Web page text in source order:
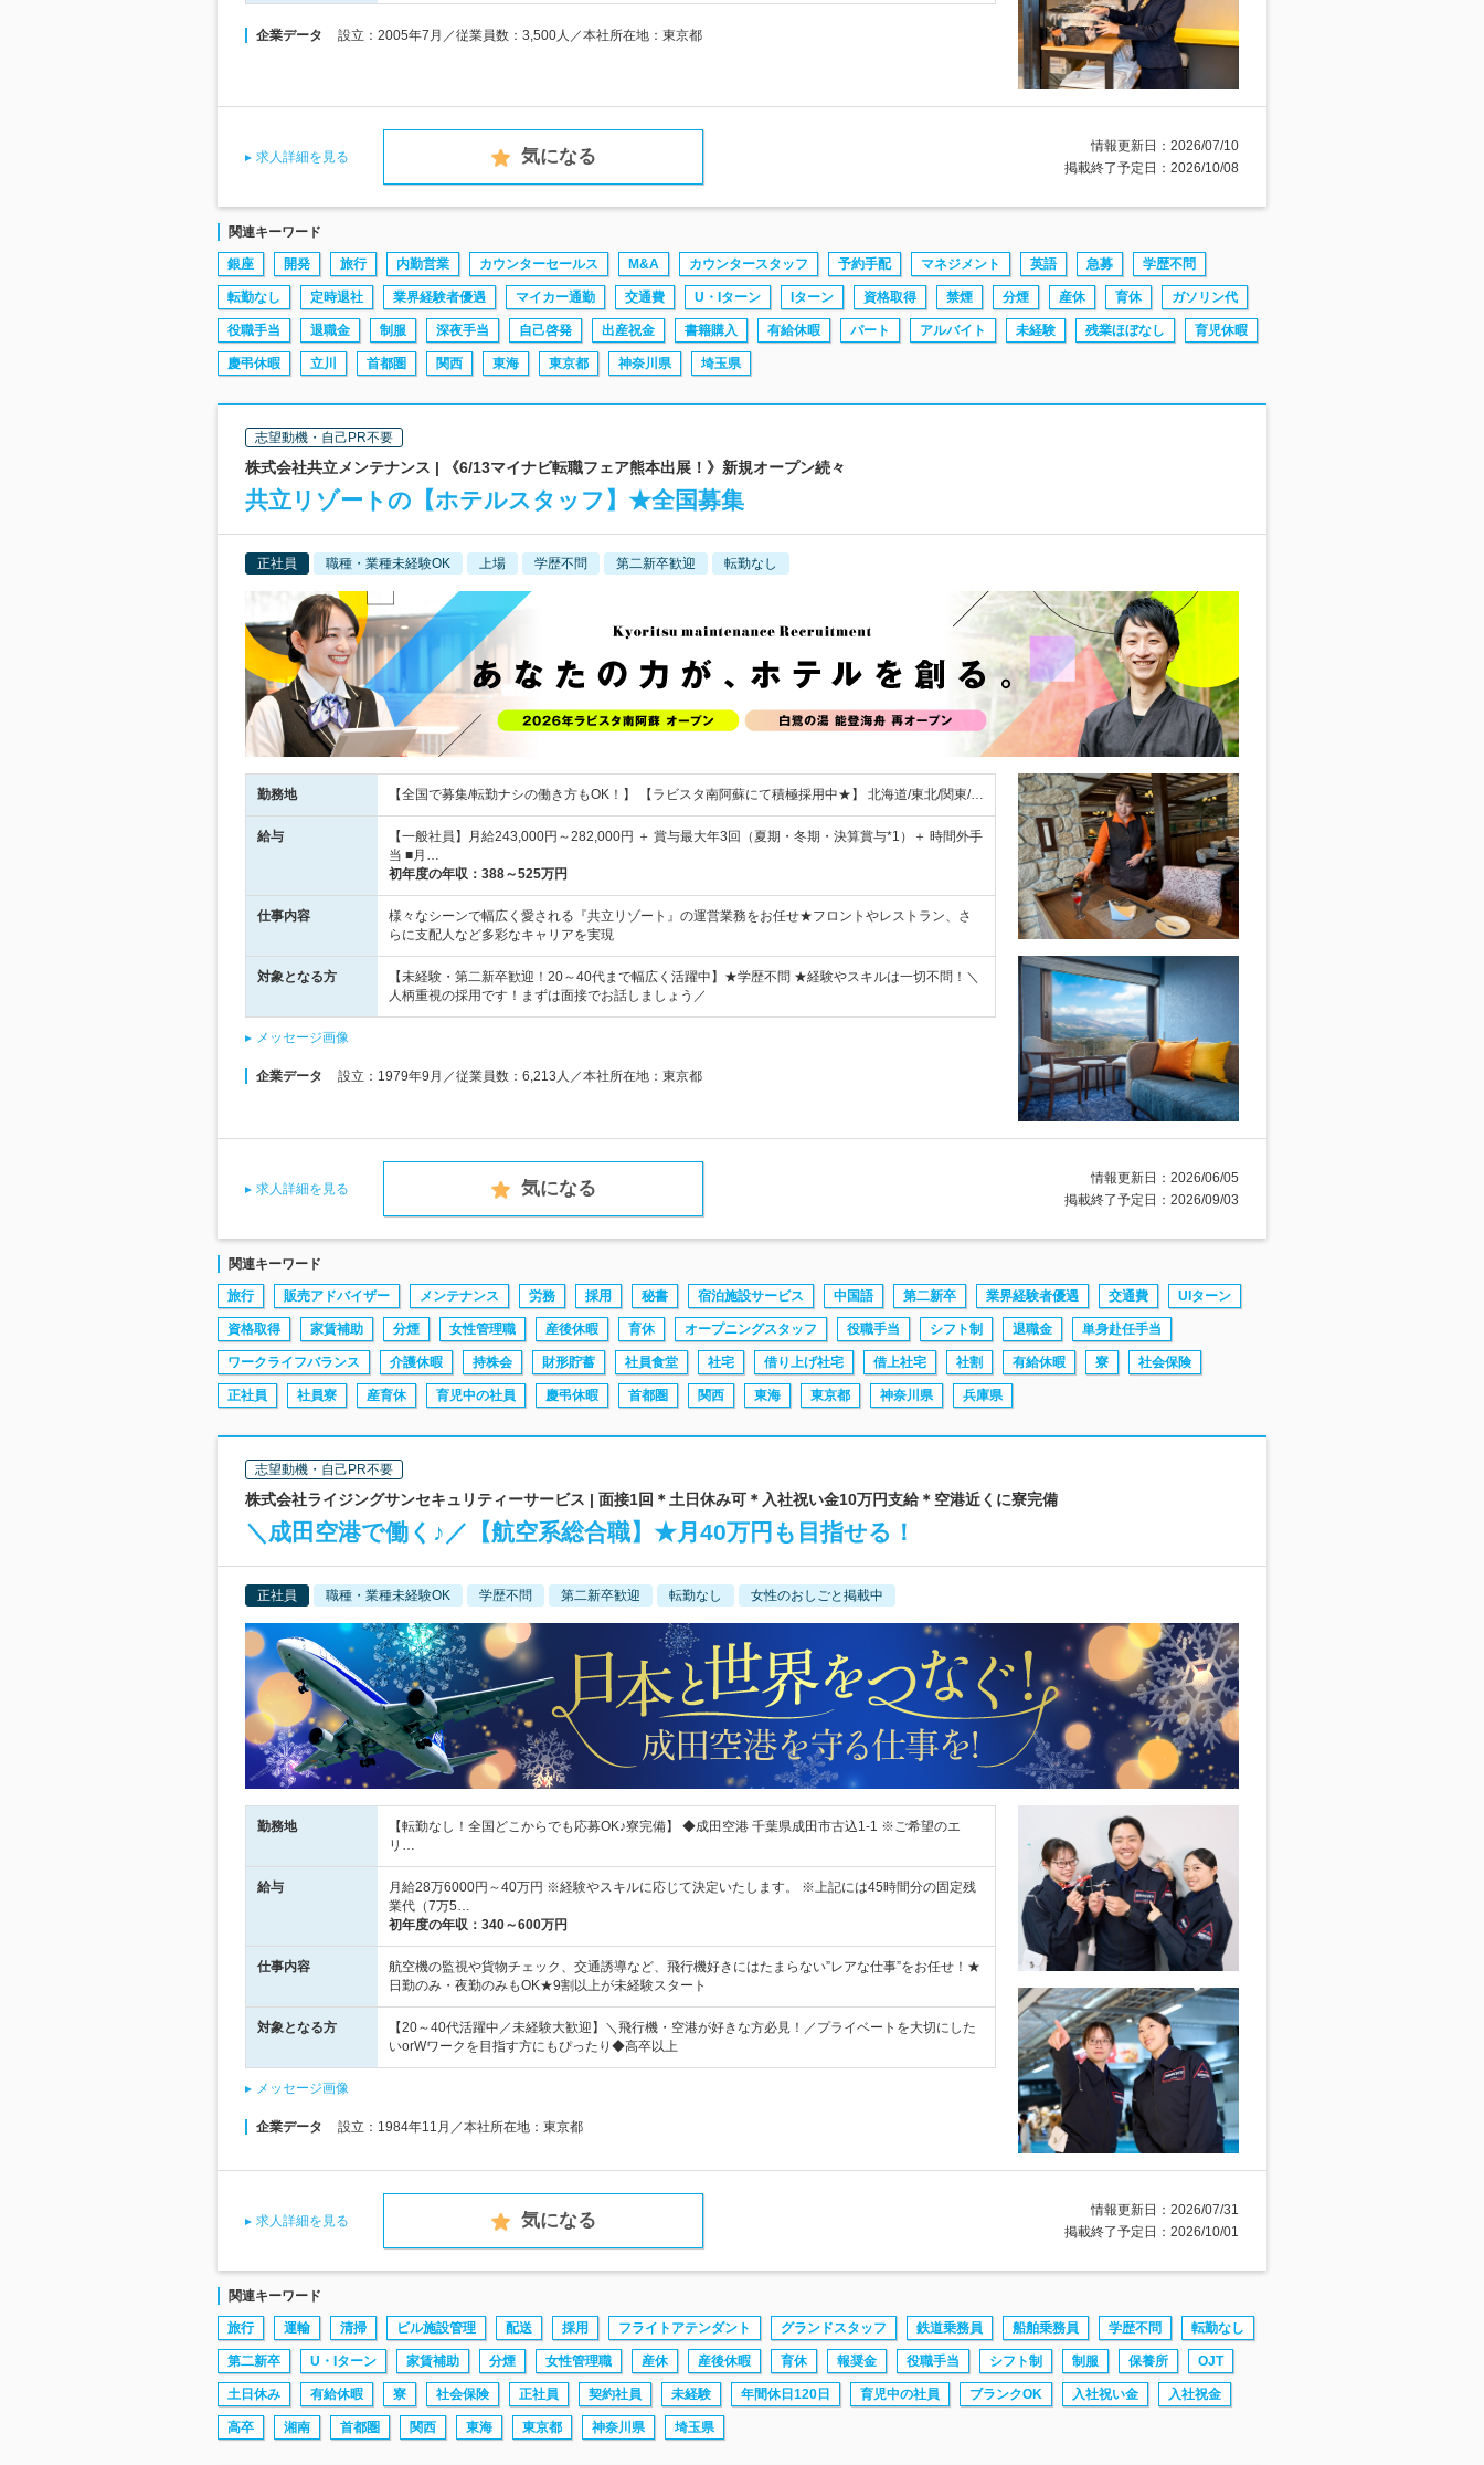
企業データ 設立：2005年7月／従業員数：3,500人／本社所在地：東京都
求人詳細を見る 気になる
情報更新日：2026/07/10
掲載終了予定日：2026/10/08
関連キーワード
銀座 開発 旅行 内勤営業 カウンターセールス M&A カウンタースタッフ 予約手配 マネジメント 英語 急募 学歴不問
転勤なし 定時退社 業界経験者優遇 マイカー通勤 交通費 U・Iターン Iターン 資格取得 禁煙 分煙 産休 育休 ガソリン代
役職手当 退職金 制服 深夜手当 自己啓発 出産祝金 書籍購入 有給休暇 パート アルバイト 未経験 残業ほぼなし 育児休暇
慶弔休暇 立川 首都圏 関西 東海 東京都 神奈川県 埼玉県
志望動機・自己PR不要
株式会社共立メンテナンス | 《6/13マイナビ転職フェア熊本出展！》新規オープン続々
共立リゾートの【ホテルスタッフ】★全国募集
正社員 職種・業種未経験OK 上場 学歴不問 第二新卒歓迎 転勤なし
勤務地 【全国で募集/転勤ナシの働き方もOK！】 【ラビスタ南阿蘇にて積極採用中★】 北海道/東北/関東/…
給与
【一般社員】月給243,000円～282,000円 ＋ 賞与最大年3回（夏期・冬期・決算賞与*1）＋ 時間外手
当 ■月…
初年度の年収： 388～525万円
仕事内容
様々なシーンで幅広く愛される『共立リゾート』の運営業務をお任せ★フロントやレストラン、さ
らに支配人など多彩なキャリアを実現
対象となる方
【未経験・第二新卒歓迎！20～40代まで幅広く活躍中】★学歴不問 ★経験やスキルは一切不問！＼
人柄重視の採用です！まずは面接でお話しましょう／
メッセージ画像
企業データ 設立：1979年9月／従業員数：6,213人／本社所在地：東京都
求人詳細を見る 気になる
情報更新日：2026/06/05
掲載終了予定日：2026/09/03
関連キーワード
旅行 販売アドバイザー メンテナンス 労務 採用 秘書 宿泊施設サービス 中国語 第二新卒 業界経験者優遇 交通費 UIターン
資格取得 家賃補助 分煙 女性管理職 産後休暇 育休 オープニングスタッフ 役職手当 シフト制 退職金 単身赴任手当
ワークライフバランス 介護休暇 持株会 財形貯蓄 社員食堂 社宅 借り上げ社宅 借上社宅 社割 有給休暇 寮 社会保険
正社員 社員寮 産育休 育児中の社員 慶弔休暇 首都圏 関西 東海 東京都 神奈川県 兵庫県
志望動機・自己PR不要
株式会社ライジングサンセキュリティーサービス | 面接1回＊土日休み可＊入社祝い金10万円支給＊空港近くに寮完備
＼成田空港で働く♪／【航空系総合職】★月40万円も目指せる！
正社員 職種・業種未経験OK 学歴不問 第二新卒歓迎 転勤なし 女性のおしごと掲載中
勤務地
【転勤なし！全国どこからでも応募OK♪寮完備】 ◆成田空港 千葉県成田市古込1-1 ※ご希望のエ
リ…
給与
月給28万6000円～40万円 ※経験やスキルに応じて決定いたします。 ※上記には45時間分の固定残
業代（7万5…
初年度の年収： 340～600万円
仕事内容
航空機の監視や貨物チェック、交通誘導など、飛行機好きにはたまらない”レアな仕事”をお任せ！★
日勤のみ・夜勤のみもOK★9割以上が未経験スタート
対象となる方
【20～40代活躍中／未経験大歓迎】＼飛行機・空港が好きな方必見！／プライベートを大切にした
いorWワークを目指す方にもぴったり◆高卒以上
メッセージ画像
企業データ 設立：1984年11月／本社所在地：東京都
求人詳細を見る 気になる
情報更新日：2026/07/31
掲載終了予定日：2026/10/01
関連キーワード
旅行 運輸 清掃 ビル施設管理 配送 採用 フライトアテンダント グランドスタッフ 鉄道乗務員 船舶乗務員 学歴不問 転勤なし
第二新卒 U・Iターン 家賃補助 分煙 女性管理職 産休 産後休暇 育休 報奨金 役職手当 シフト制 制服 保養所 OJT
土日休み 有給休暇 寮 社会保険 正社員 契約社員 未経験 年間休日120日 育児中の社員 ブランクOK 入社祝い金 入社祝金
高卒 湘南 首都圏 関西 東海 東京都 神奈川県 埼玉県